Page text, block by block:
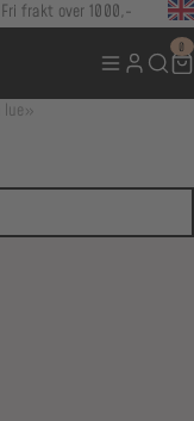
Fri frakt over 1000,-
0
lue»